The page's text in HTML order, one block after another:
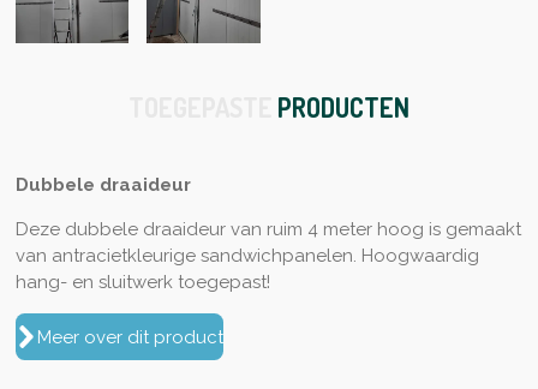
PRODUCTEN
Dubbele draaideur
Deze dubbele draaideur van ruim 4 meter hoog is gemaakt
van antracietkleurige sandwichpanelen. Hoogwaardig
hang- en sluitwerk toegepast!
Meer over dit product